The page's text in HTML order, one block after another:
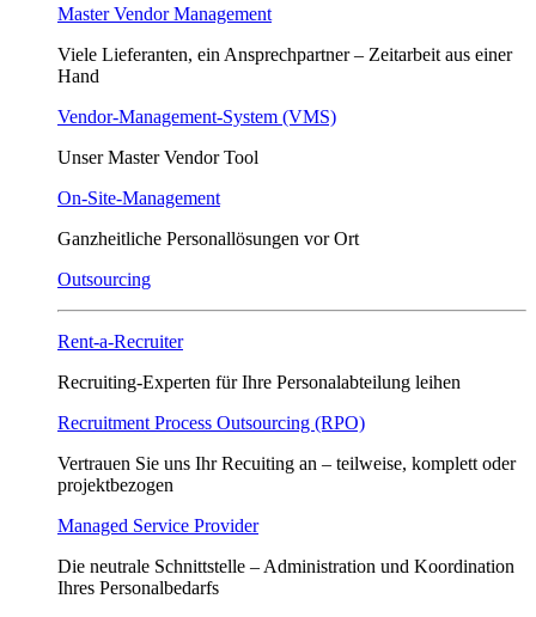
Master Vendor Management
Viele Lieferanten, ein Ansprech­partner – Zeitarbeit aus einer
Hand
Vendor-Management-System (VMS)
Unser Master Vendor Tool
On-Site-Management
Ganzheitliche Personallösungen vor Ort
Outsourcing
Rent-a-Recruiter
Recruiting-Experten für Ihre Personalabteilung leihen
Recruitment Process Outsourcing (RPO)
Vertrauen Sie uns Ihr Recuiting an – teilweise, komplett oder
projektbezogen
Managed Service Provider
Die neutrale Schnittstelle – Administration und Koordination
Ihres Personalbedarfs